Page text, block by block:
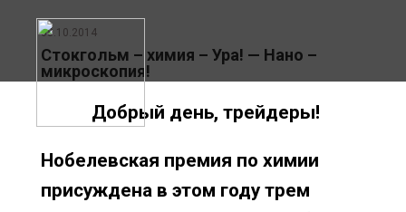
08.10.2014
Стокгольм – химия – Ура! — Нано –
микроскопия!
Добрый день, трейдеры!
Нобелевская премия по химии присуждена
в этом году трем ученым за исследования
в области повышения разрешающей